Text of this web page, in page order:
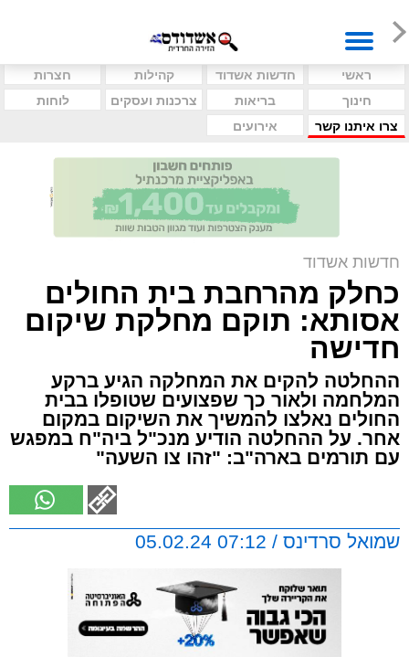
ראשי חדשות אשדוד קהילות
חצרות
חינוך
בריאות צרכנות ועסקים
לוחות
צרו איתנו קשר
אירועים
חדשות אשדוד
כחלק מהרחבת בית החולים
אסותא: תוקם מחלקת שיקום
חדישה
ההחלטה להקים את המחלקה הגיע ברקע
המלחמה ולאור כך שפצועים שטופלו בבית
החולים נאלצו להמשיך את השיקום במקום
אחר. על ההחלטה הודיע מנכ"ל ביה"ח במפגש
עם תורמים בארה"ב: "זהו צו השעה"
שמואל סרדינס / 07:12 05.02.24